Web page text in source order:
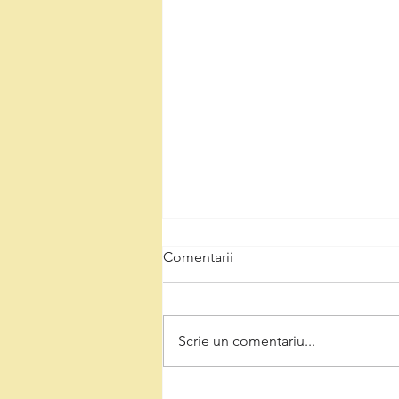
Comentarii
Scrie un comentariu...